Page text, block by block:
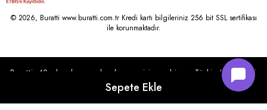
© 2026, Buratti www.buratti.com.tr Kredi kartı bilgileriniz 256 bit SSL sertifikası
ile korunmaktadır.
Buratti, 40 yılı aşkın perakende geçmişine sahip ve Türkiye’nin çeşitli
illerinde 22 şubesi bulunan Çetin Family Mağazacılık tarafından
kurulmuştur.